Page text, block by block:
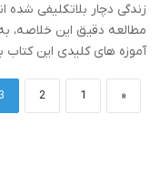
زندگی دچار بلاتکلیفی شده
مطالعه دقیق این خلاصه،
آموزه های کلیدی این
«
1
2
3